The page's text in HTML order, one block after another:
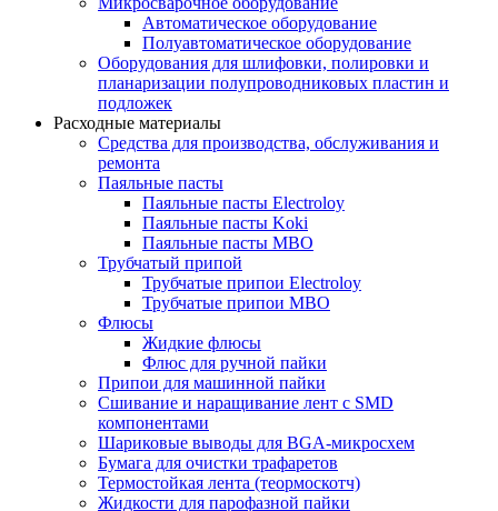
Автоматическое оборудование
Полуавтоматическое оборудование
Оборудования для шлифовки, полировки и
планаризации полупроводниковых пластин и
подложек
Расходные материалы
Средства для производства, обслуживания и
ремонта
Паяльные пасты
Паяльные пасты Electroloy
Паяльные пасты Koki
Паяльные пасты MBO
Трубчатый припой
Трубчатые припои Electroloy
Трубчатые припои MBO
Флюсы
Жидкие флюсы
Флюс для ручной пайки
Припои для машинной пайки
Сшивание и наращивание лент с SMD
компонентами
Шариковые выводы для BGA-микросхем
Бумага для очистки трафаретов
Термостойкая лента (теормоскотч)
Жидкости для парофазной пайки